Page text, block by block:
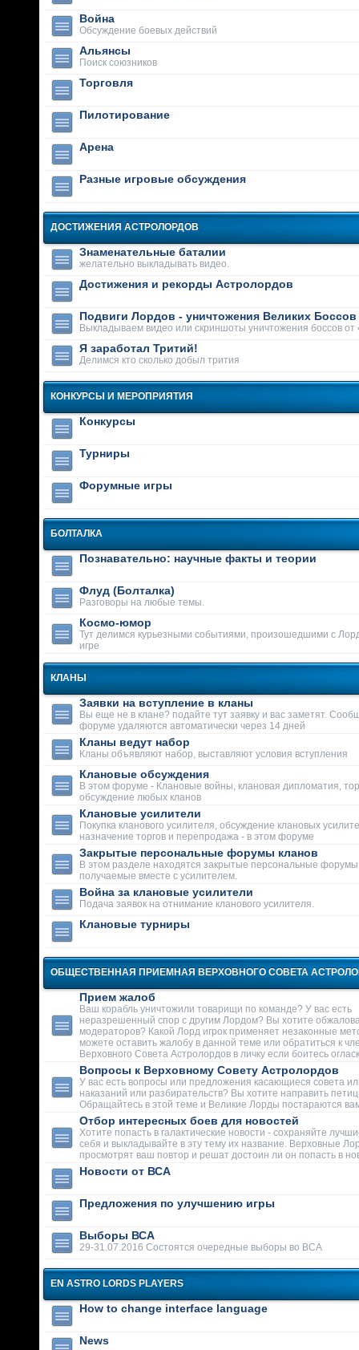
Война
Обсуждение боевых действий
Альянсы
Поиск союзников
Торговля
Пилотирование
Арена
Разные игровые обсуждения
ДОСТИЖЕНИЯ АСТРОЛОРДОВ
Знаменательные баталии
желательно выкладывать видео.
Достижения и рекорды Астролордов
Подвиги Лордов - уничтожения Великих Боссов
Выкладываем видео или скриншоты уничтожения боссов от
Я заработал Тритий!
Делимся кто сколько добыл трития
КОНКУРСЫ И МЕРОПРИЯТИЯ
Конкурсы
Турниры
Форумные игры
БОЛТАЛКА
Познавательно: научные факты и теории
Флуд (Болталка)
Разговоры на любые темы.
Космо-юмор
Тут делимся курьезными событиями, произошедшими с
игре
КЛАНЫ
Заявки на вступление в кланы
Вы еще не в клане? подайте тут заявку и вас заметят.
форуме удаляются автоматически через 14 дней
Кланы ведут набор
Кланы объявляют набор, выставляют условия вступления
Клановые обсуждения
В этом форуме - Клановые войны, клановая дипломатия,
обсуждение любых кланов
Клановые усилители
Покупка кланового усилителя, обсуждение клановых
назначение торгов и перепродажа - в этом форуме
Закрытые персональные форумы кланов
В этом разделе находятся закрытые персональные форумы
получаемые вместе с усилителем.
Война за клановые усилители
Подача заявок на отнимание кланового усилителя.
Клановые турниры
ОБЩЕСТВЕННАЯ ПРИЕМНАЯ ВЕРХОВНОГО СОВЕТА
Прием жалоб
Ваш корабль уничтожили товарищи по команде? У вас есть
неразрешенный спор с другим Лордом? Вы хотите
модераторов? Какой Лорд игрок применяет незаконные
можете оставить жалобу в данной теме или обратиться к
Верховного Совета Астролордов в личку если боитесь
Вопросы к Верховному Совету Астролордов
У вас есть вопросы или предложения касающиеся совета
наказаний или разбирательств? Вы хотите направить
Обращайтесь в этой теме и Великие Лорды постараются
Отбор интересных боев для новостей
Хотите попасть в галактические новости - сохраняйте
себя и выкладывайте в эту тему их название. Верховные
просмотрят ваш повтор и решат достоин ли он попасть в
Новости от ВСА
Предложения по улучшению игры
Выборы ВСА
29-31.07.2016 Состоятся очередные выборы во ВСА
EN ASTRO LORDS PLAYERS
How to change interface language
News